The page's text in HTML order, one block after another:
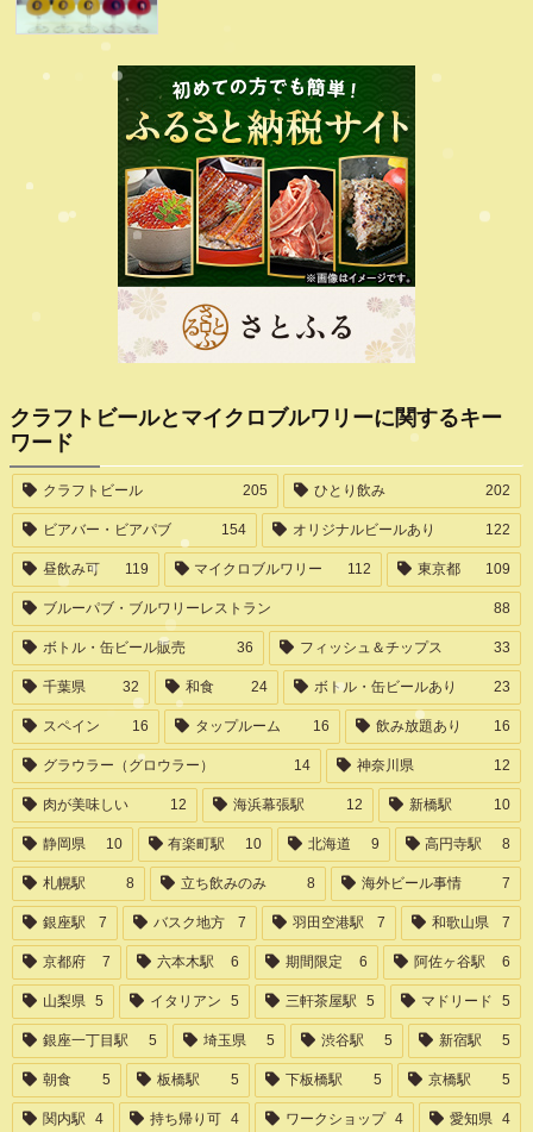
クラフトビールとマイクロブルワリーに関するキー
ワード
クラフトビール 205 ひとり飲み 202
ビアバー・ビアパブ 154 オリジナルビールあり 122
昼飲み可 119 マイクロブルワリー 112 東京都 109
ブルーパブ・ブルワリーレストラン 88
ボトル・缶ビール販売 36 フィッシュ＆チップス 33
千葉県 32 和食 24 ボトル・缶ビールあり 23
スペイン 16 タップルーム 16 飲み放題あり 16
グラウラー（グロウラー） 14 神奈川県 12
肉が美味しい 12 海浜幕張駅 12 新橋駅 10
静岡県 10 有楽町駅 10 北海道 9 高円寺駅 8
札幌駅 8 立ち飲みのみ 8 海外ビール事情 7
銀座駅 7 バスク地方 7 羽田空港駅 7 和歌山県 7
京都府 7 六本木駅 6 期間限定 6 阿佐ヶ谷駅 6
山梨県 5 イタリアン 5 三軒茶屋駅 5 マドリード 5
銀座一丁目駅 5 埼玉県 5 渋谷駅 5 新宿駅 5
朝食 5 板橋駅 5 下板橋駅 5 京橋駅 5
関内駅 4 持ち帰り可 4 ワークショップ 4 愛知県 4